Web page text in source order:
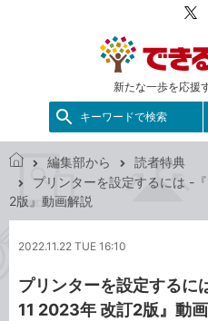
新たな一歩を応援
キーワードで検索
で
き
ッ
編集部から
読者特典
プリンターを設定するには -
2版』動画解説
2022.11.22 TUE 16:10
プリンターを設定する
11 2023年 改訂2版』動